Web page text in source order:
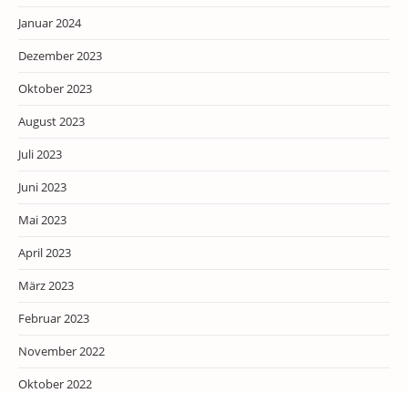
Januar 2024
Dezember 2023
Oktober 2023
August 2023
Juli 2023
Juni 2023
Mai 2023
April 2023
März 2023
Februar 2023
November 2022
Oktober 2022